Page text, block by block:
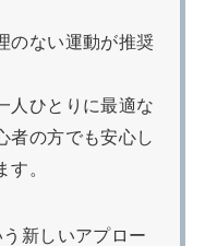
のない運動が推奨
人ひとりに最適な
者の方でも安心し
。
新しいアプロー